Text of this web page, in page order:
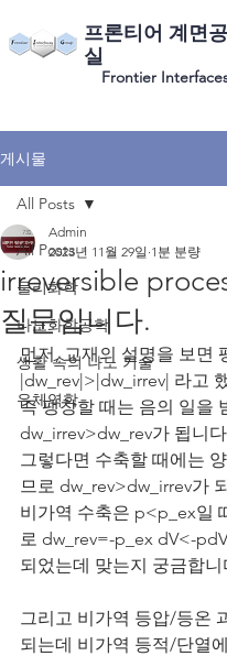
프론티어 계면
실
Frontier
게시물
All Posts
물리화학
나노화학공학
생활 속의 나노 기술
유체역학
All Posts
irreversible
질문입니다.
Admin
2023년 11월 29일 1분 분량
먼저, 교재의 설명을 보면
|dw_rev|>|dw_irrev| 라고
즉 팽창할 때는 음의 일을
dw_irrev>dw_rev가 됩니
그렇다면 수축할 때에는
므로 dw_rev>dw_irrev가
비가역 수축은 p<p_ex일
로 dw_rev=-p_ex dV<-
되었는데 맞는지 궁금합니
그리고 비가역 등압/등온
되는데 비가역 등적/단열